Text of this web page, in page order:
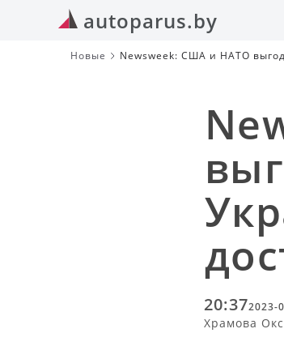
autoparus.by
Новые Newsweek: США и НАТО
20:372023-
Храмова